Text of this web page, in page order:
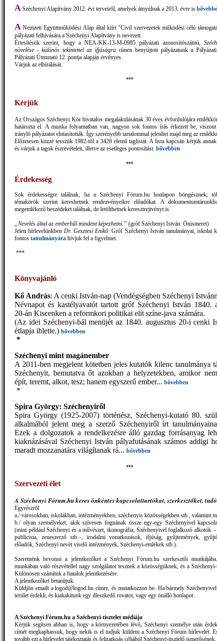
A Széchenyi Alapítvány 2012. évi terveiről, amelyek átnyúlnak a 2013. évre is
A Nemzeti Együttműködési Alap által kiírt "Civil szervezetek működési célú
pályázati felhívására a Széchenyi Alapítvány is nevezett.
Értesítésük szerint, hogy a NEA-KK-13-M-0985 pályázati azonosítószámú,
növelése - különös tekintettel az ifjúságra címen benyújtott pályázatunk a
Pályázati Útmutató 12. pontja alapján érvényes.
Várjuk az elbírálását.
***
Kérjük
Az Országos Széchenyi Kör hivatalos megalakulásának 30 éves évfordulójára
határozta el. A munka folyamatban van, nagyon sok fontos írás érkezett be, viszont
irányló pályázatot elutasították. Így szerényebb tartalommal jelenhet majd meg az
Előzetesen közzé tesszük 1982-től a 3428 elemű taglistát. A lista kapcsán kérjük
és várjuk a tagok észrevételeit, illetve az esetleges pontosítást. bővebben
***
Érdekesség
Sok érdekességre találnak, ha a Széchenyi Fórum.hu honlapon böngésznek;
témakörök szerint kereshetnek rendezvényeikre előadókat. A
megemlékező beszédeket találnak, de letölthetnek keresztrejtvényt is.
„Nevelés által az emberbűl mindent képezhetni.” (gróf Széchenyi István: Önismeret)
Jelen hírlevelünkbenDr. Gesztesi Enikő: Gróf Széchenyi István tanulmányai, iskolai
fontos tanulmányára hívjuk fel a figyelmet.
***
Könyvajánló
Kő András: A cenki István-nap (Vendégségben Széchenyi
Névnapot és kastélyavatót tartott gróf Széchenyi István 1840.
20-án Kiscenken a reformkori politikai elit színe-java számára.
(Az idei Széchenyi-bál menüjét az 1840. augusztus 20-i cenki
étlapja ihlette.) bővebben
*
Széchenyi mint magánember
A 2011-ben megjelent kötetben jeles kutatók kilenc tanulmánya
Széchenyit, bemutatva őt azokban a helyzetekben, amikor
épít, teremt, alkot, tesz; hanem egyszerű ember... bővebben
*
Spira György: Széchenyiről
Spira György (1925-2007) történész, Széchenyi-kutató 80.
alkalmából jelent meg a szerző Széchenyiről írt
Ezek a dolgozatok a rendelkezésre álló gazdag forrásanyag
kiaknázásával Széchenyi István pályafutásának számos addigi
maradt mozzanatára világítanak rá... bővebben
***
Szervezeti élet
A Széchenyi Fórum.hukeresönkéntes kapcsolattartókat, szerkesztőket,
Egyrészről
a./ városokban, iskolákban, intézményekben, széchenyis közösségekben stb., valamint
b./ olyan személyeket, akik szívesen fognának össze egy-egy Széchenyivel
(mint például Széchenyi és a művészet, ikonográfia, Széchenyivel foglalkozó alkotók
publicista, zeneszerző stb.–, irodalmi vonatkozások, ifjúság, gyűjtemények,
előadók, Széchenyi nevét viselő intézmények, Széchenyi-emlékek stb.).
Szeretnénk bevonni a jelentkezőket a Széchenyi Fórum.hu szerkesztői
munkában való részvétellel nagy szolgálatot tesznek a közösségüknek, és a
Különösen számítnk a fiatalok jelentkezésére.
A jelentkezőket betanítjuk.
Küldjön emailt a logod@logod.hu címre, és mutatkozzon be. Ha bármely
terület érdekli, és kiakakítunk egy illeszkedő rovatot, vagy egy önálló honlapot.
A Széchenyi Fórum.hu a Széchenyi-tisztelet médiája
Kérjük segítsen abban is, hogy a környezetében lévő, Széchenyi személye után
címét megkaphassuk, hogy nekik is el tudjuk küldeni a Széchenyi Fórum hírlevelét.
tovább ezt a hírlevelet tájékoztatás és feliratkoás céljából Széchenyi-tisztelő ismerősének.